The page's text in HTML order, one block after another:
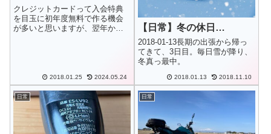
クレジットカードって入会特典
を目玉に初年度無料で作る機会
が多いと思いますが、翌年から
ード1枚の年会費はだいたい
1,500円くらいで...
2018.01.25 2024.05.24
【日常】冬の休日…
2018-01-13長期の出張から帰っ
てきて、3日目。毎日雪が降り、
冬真っ最中。
2018.01.13 2018.11.10
日常 日常